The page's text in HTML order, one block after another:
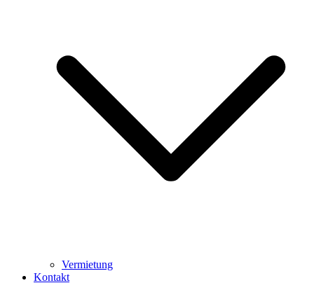
Vermietung
Kontakt